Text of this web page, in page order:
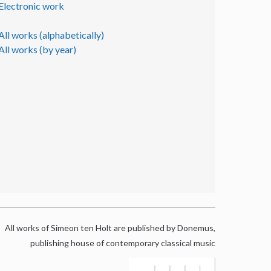
work
works (alphabetically)
works (by year)
All works of Simeon ten Holt are published by Donemus,
publishing house of contemporary classical music